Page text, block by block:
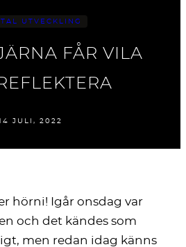
UTVECKLING
FÅR VILA
JULI, 2022
hörni! Igår onsdag var
och det kändes som
men redan idag känns